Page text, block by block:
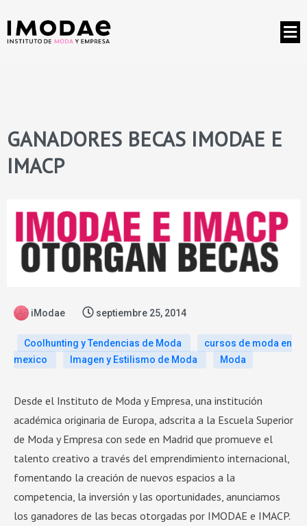
GANADORES BECAS IMODAE E
IMACP
iModae septiembre 25, 2014
Coolhunting y Tendencias de Moda
cursos de moda en
mexico
Imagen y Estilismo de Moda Moda
Desde el Instituto de Moda y Empresa, una institución
académica originaria de Europa, adscrita a la Escuela Superior
de Moda y Empresa con sede en Madrid que promueve el
talento creativo a través del emprendimiento internacional,
fomentando la creación de nuevos espacios a la
competencia, la inversión y las oportunidades, anunciamos
los ganadores de las becas otorgadas por IMODAE e IMACP.